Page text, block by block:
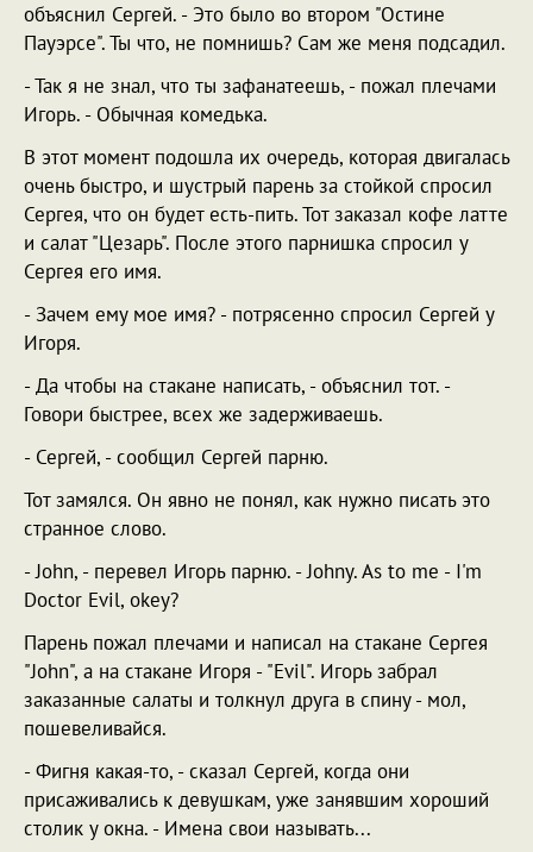
объяснил Сергей. - Это было во втором "Остине
Пауэрсе". Ты что, не помнишь? Сам же меня подсадил.
- Так я не знал, что ты зафанатеешь, - пожал плечами
Игорь. - Обычная комедька.
В этот момент подошла их очередь, которая двигалась
очень быстро, и шустрый парень за стойкой спросил
Сергея, что он будет есть-пить. Тот заказал кофе латте
и салат "Цезарь". После этого парнишка спросил у
Сергея его имя.
- Зачем ему мое имя? - потрясенно спросил Сергей у
Игоря.
- Да чтобы на стакане написать, - объяснил тот. -
Говори быстрее, всех же задерживаешь.
- Сергей, - сообщил Сергей парню.
Тот замялся. Он явно не понял, как нужно писать это
странное слово.
- John, - перевел Игорь парню. - Johny. As to me - I'm
Doctor Evil, okey?
Парень пожал плечами и написал на стакане Сергея
"John", а на стакане Игоря - "Evil". Игорь забрал
заказанные салаты и толкнул друга в спину - мол,
пошевеливайся.
- Фигня какая-то, - сказал Сергей, когда они
присаживались к девушкам, уже занявшим хороший
столик у окна. - Имена свои называть...